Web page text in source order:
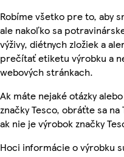
Robíme všetko pre to, aby
ale nakoľko sa
výživy, diétnych zložiek a
prečítať etiketu výrobku a
webových stránkach.
Ak máte nejaké otázky
značky Tesco, obráťte sa
ak nie je výrobok značky
Hoci informácie o výrobku